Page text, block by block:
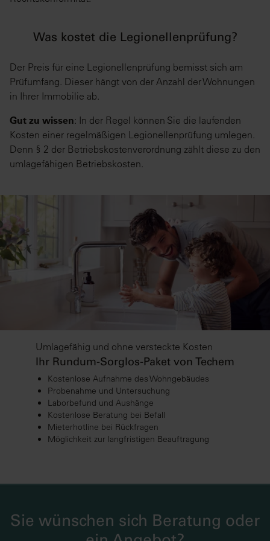
Was kostet die Legionellenprüfung?
Der Preis für eine Legionellenprüfung bemisst sich am
Prüfumfang. Dieser hängt von der Anzahl der Wohnungen
in Ihrer Immobilie ab.
Gut zu wissen: In der Regel können Sie die laufenden
Kosten einer regelmäßigen Legionellenprüfung umlegen.
Denn § 2 der Betriebskostenverordnung zählt diese zu den
umlagefähigen Betriebskosten.
Umlagefähig und ohne versteckte Kosten
Ihr Rundum-Sorglos-Paket von Techem
Kostenlose Aufnahme des Wohngebäudes
Probenahme und Untersuchung
Laborbefund und Aushänge
Kostenlose Beratung bei Befall
Mieterhotline bei Rückfragen
Möglichkeit zur langfristigen Beauftragung
Sie wünschen sich Beratung oder